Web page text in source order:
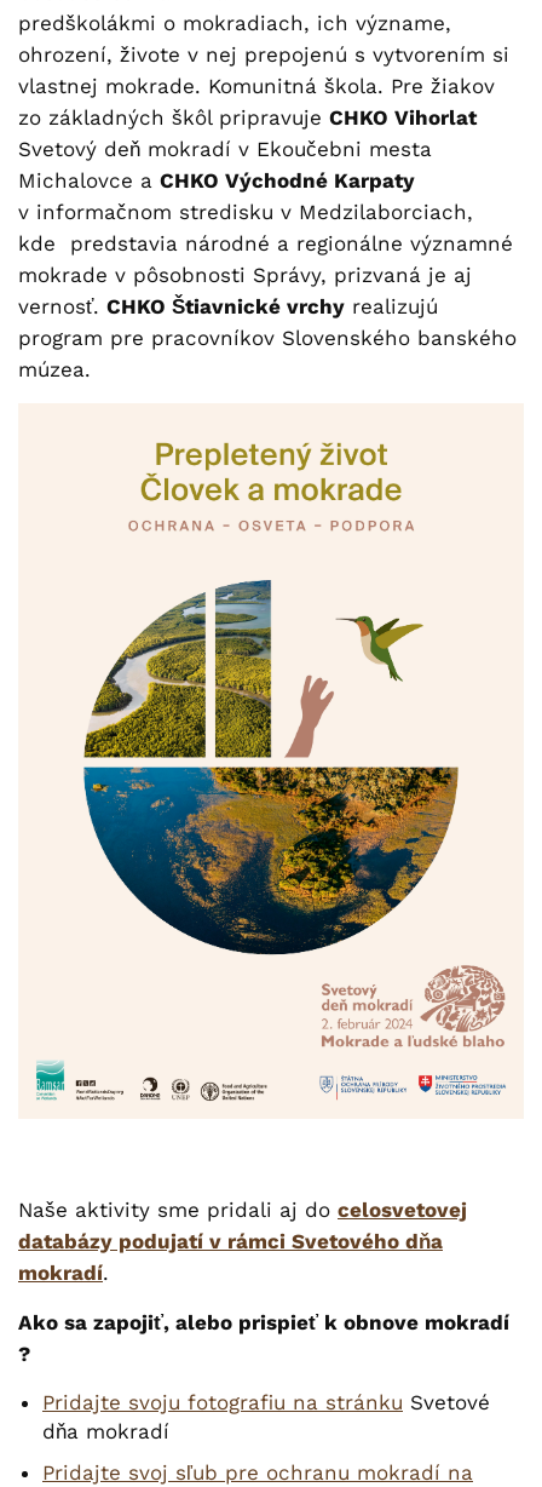
predškolákmi o mokradiach, ich význame,
ohrození, živote v nej prepojenú s vytvorením si
vlastnej mokrade. Komunitná škola. Pre žiakov
zo základných škôl pripravuje CHKO Vihorlat
Svetový deň mokradí v Ekoučebni mesta
Michalovce a CHKO Východné Karpaty
v informačnom stredisku v Medzilaborciach,
kde predstavia národné a regionálne významné
mokrade v pôsobnosti Správy, prizvaná je aj
vernosť. CHKO Štiavnické vrchy realizujú
program pre pracovníkov Slovenského banského
múzea.
Naše aktivity sme pridali aj do celosvetovej
databázy podujatí v rámci Svetového dňa
mokradí.
Ako sa zapojiť, alebo prispieť k obnove mokradí
?
Pridajte svoju fotografiu na stránku Svetové
dňa mokradí
Pridajte svoj sľub pre ochranu mokradí na